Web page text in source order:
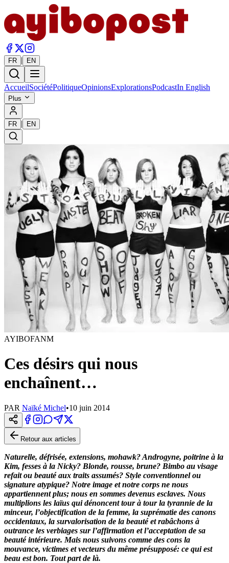
FR | EN
AccueilSociétéPolitiqueOpinionsExplorationsPodcastIn English
Plus
FR | EN
AYIBOFANM
Ces désirs qui nous
enchaînent…
PAR Naïké Michel•10 juin 2014
Retour aux articles
Naturelle, défrisée, extensions, mohawk? Androgyne, poitrine à la
Kim, fesses à la Nicky? Blonde, rousse, brune? Bimbo au visage
refait ou beauté aux traits assumés? Style conventionnel ou
signature atypique? Notre image et notre corps ne nous
appartiennent plus; nous en sommes devenus esclaves. Nous
multiplions les laïus qui dénoncent tour à tour la tyrannie de la
minceur, l’objectification de la femme, la suprématie des canons
occidentaux, la survalorisation de la beauté et rabâchons à
outrance les verbiages sur l’affirmation et l’acceptation de sa
beauté intérieure. Mais nous suivons comme des cons la
mouvance, victimes et vecteurs du même présupposé: ce qui est
beau est bon. Tout part de là.